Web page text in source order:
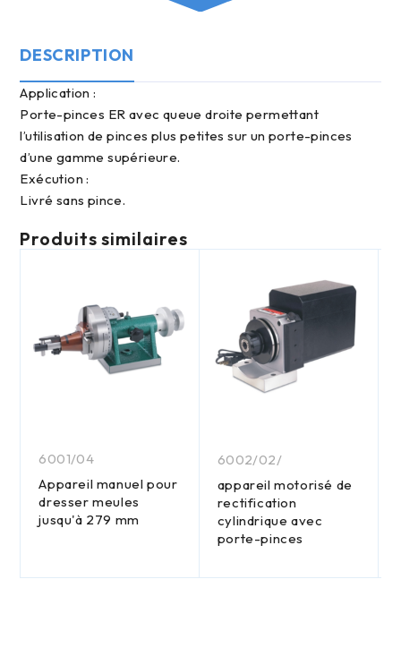
DESCRIPTION
Application :
Porte-pinces ER avec queue droite permettant
l’utilisation de pinces plus petites sur un porte-pinces
d’une gamme supérieure.
Exécution :
Livré sans pince.
Produits similaires
6001/04
Appareil manuel pour
dresser meules
jusqu'à 279 mm
6002/02/
appareil motorisé de
rectification
cylindrique avec
porte-pinces